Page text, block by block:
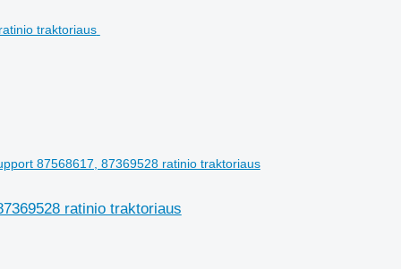
87568617, 87369528 ratinio traktoriaus
ratinio traktoriaus